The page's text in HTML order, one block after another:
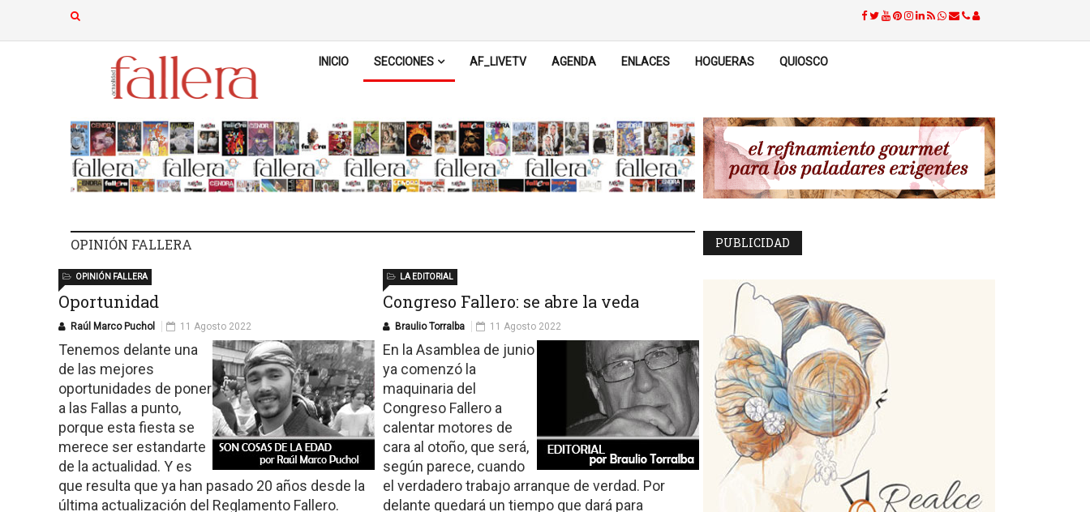
INICIO SECCIONES AF_LIVETV AGENDA ENLACES HOGUERAS QUIOSCO
OPINIÓN FALLERA
Oportunidad
Raúl Marco Puchol
OPINIÓN FALLERA
11 Agosto 2022
Tenemos delante una
de las mejores
oportunidades de poner
a las Fallas a punto,
porque esta fiesta se
merece ser estandarte
de la actualidad. Y es
que resulta que ya han pasado 20 años desde la
última actualización del Reglamento Fallero.
Congreso Fallero: se abre la veda
Braulio Torralba
LA EDITORIAL
11 Agosto 2022
En la Asamblea de junio
ya comenzó la
maquinaria del
Congreso Fallero a
calentar motores de
cara al otoño, que será,
según parece, cuando
el verdadero trabajo arranque de verdad. Por
delante quedará un tiempo que dará para
PUBLICIDAD